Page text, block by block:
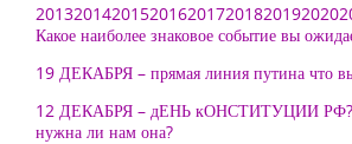
20132014201520162017201820192020
Какое наиболее знаковое событие вы
19 ДЕКАБРЯ – прямая линия путина что
12 ДЕКАБРЯ – дЕНЬ кОНСТИТУЦИИ РФ?
нужна ли нам она?